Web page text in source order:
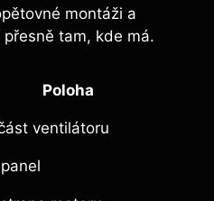
montáži a
tam, kde má.
Poloha
ventilátoru